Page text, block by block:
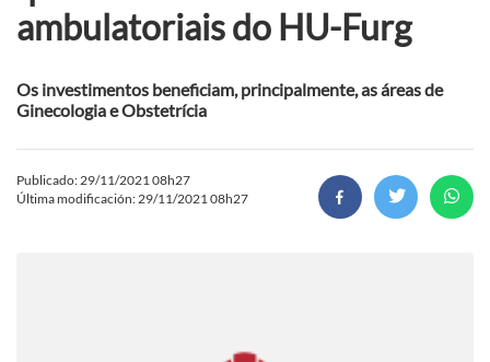
ambulatoriais do HU-Furg
Os investimentos beneficiam, principalmente, as áreas de
Ginecologia e Obstetrícia
Publicado: 29/11/2021 08h27
Última modificación: 29/11/2021 08h27